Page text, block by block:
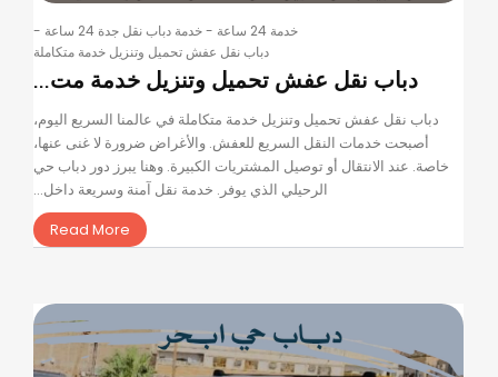
خدمة 24 ساعة -خدمة دباب نقل جدة 24 ساعة
-
دباب نقل عفش تحميل وتنزيل خدمة متكاملة
دباب نقل عفش تحميل وتنزيل خدمة مت...
دباب نقل عفش تحميل وتنزيل خدمة متكاملة في عالمنا السريع اليوم،
أصبحت خدمات النقل السريع للعفش. والأغراض ضرورة لا غنى عنها،
خاصة. عند الانتقال أو توصيل المشتريات الكبيرة. وهنا يبرز دور دباب حي
الرحيلي الذي يوفر. خدمة نقل آمنة وسريعة داخل...
Read More